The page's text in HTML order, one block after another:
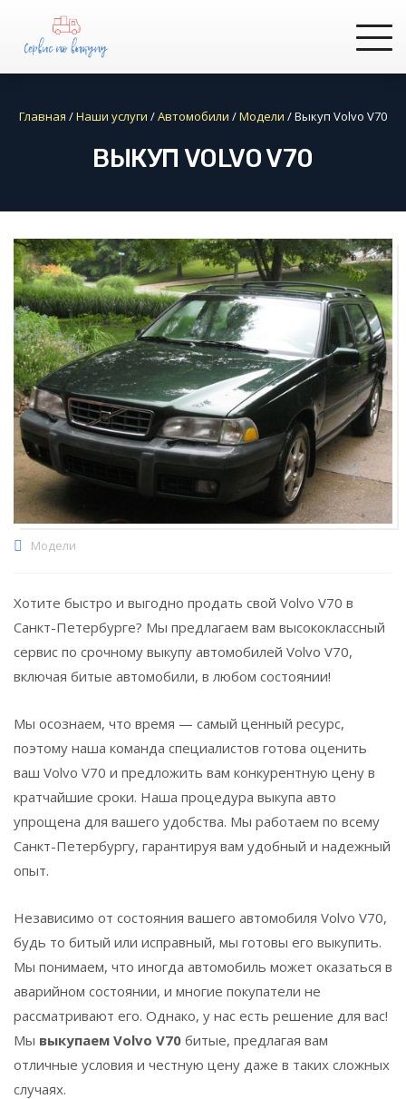
Главная /Наши услуги /Автомобили /Модели /Выкуп Volvo V70
ВЫКУП VOLVO V70
Модели
Хотите быстро и выгодно продать свой Volvo V70 в
Санкт-Петербурге? Мы предлагаем вам высококлассный
сервис по срочному выкупу автомобилей Volvo V70,
включая битые автомобили, в любом состоянии!
Мы осознаем, что время — самый ценный ресурс,
поэтому наша команда специалистов готова оценить
ваш Volvo V70 и предложить вам конкурентную цену в
кратчайшие сроки. Наша процедура выкупа авто
упрощена для вашего удобства. Мы работаем по всему
Санкт-Петербургу, гарантируя вам удобный и надежный
опыт.
Независимо от состояния вашего автомобиля Volvo V70,
будь то битый или исправный, мы готовы его выкупить.
Мы понимаем, что иногда автомобиль может оказаться в
аварийном состоянии, и многие покупатели не
рассматривают его. Однако, у нас есть решение для вас!
Мы выкупаем Volvo V70 битые, предлагая вам
отличные условия и честную цену даже в таких сложных
случаях.